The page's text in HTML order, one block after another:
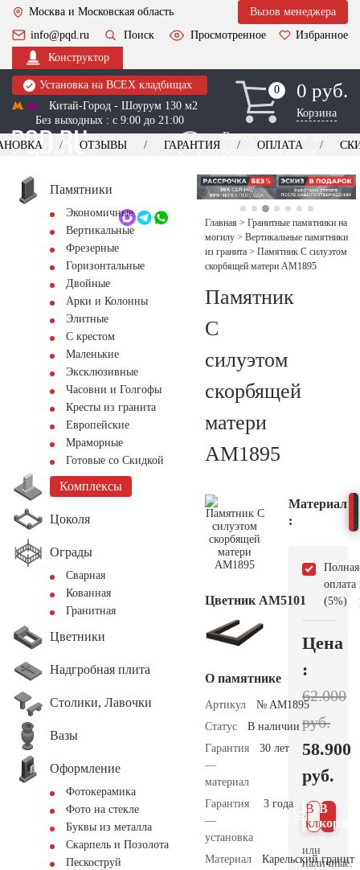
Москва и Московская область
Вызов менеджера
info@pqd.ru
Поиск Просмотренное
Избранное
Конструктор
Установка на ВСЕХ кладбищах
Китай-Город - Шоурум 130 м2
Без выходных : с 9:00 до 21:00
0
0 0 руб.
Корзина
Выезд менеджера для
оформления заказа
+7 (495) 518-44-23
Обратный звонок
ОТЗЫВЫ ГАРАНТИЯ ОПЛАТА
Памятники
Экономичные
Вертикальные
Фрезерные
Горизонтальные
Двойные
Арки и Колонны
Элитные
С крестом
Маленькие
Эксклюзивные
Часовни и Голгофы
Кресты из гранита
Европейские
Мраморные
Готовые со Скидкой
Комплексы
Цоколя
Ограды
Сварная
Кованная
Гранитная
Цветники
Надгробная плита
Столики, Лавочки
Вазы
Оформление
Фотокерамика
Фото на стекле
Буквы из металла
Скарпель и Позолота
Пескоструй
Главная > Гранитные памятники на
могилу > Вертикальные памятники
из гранита > Памятник С силуэтом
скорбящей матери AM1895
Памятник
С
силуэтом
скорбящей
матери
AM1895
Цветник АМ5101
О памятнике
Артикул
№ AM1895
Статус
В наличии
Гарантия
—
материал
30 лет
Гарантия
—
установка
3 года
Материал
Карельский гранит
Материал
:
Полная
оплата
(5%)
Цена
:
62.000
руб.
58.900
руб.
В
В 1
клик
или
наличные.